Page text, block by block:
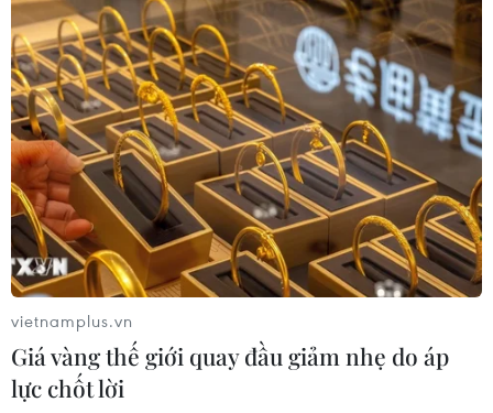
vietnamplus.vn
Giá vàng thế giới quay đầu giảm nhẹ do áp
lực chốt lời